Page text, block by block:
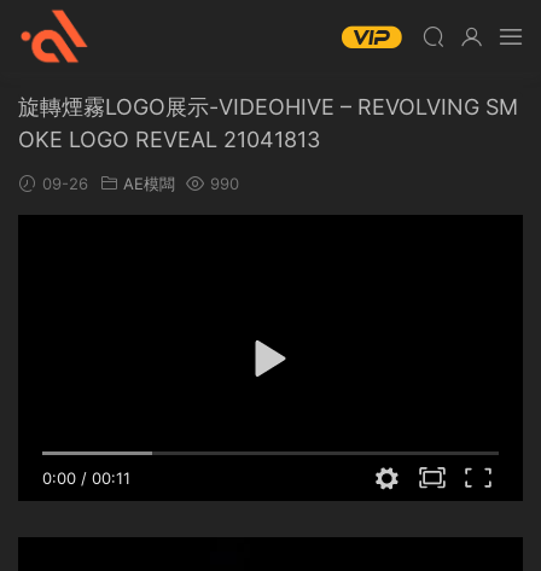
旋轉煙霧LOGO展示-VIDEOHIVE – REVOLVING SM
OKE LOGO REVEAL 21041813
09-26 AE模闆 990
0:00 / 00:11